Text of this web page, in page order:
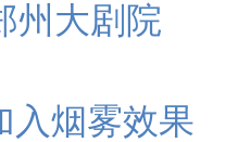
州大剧院
入烟雾效果